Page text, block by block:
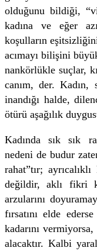
olduğunu bildiği,
kadına ve eğer
koşulların
acımayı bilişini
nankörlükle suçlar,
canım, der. Kadın,
inandığı halde,
ötürü aşağılık
Kadında sık sık
nedeni de budur
rahat”tır;
değildir, aklı fikri
arzularını
fırsatını elde
kadarını
alacaktır. Kalbi